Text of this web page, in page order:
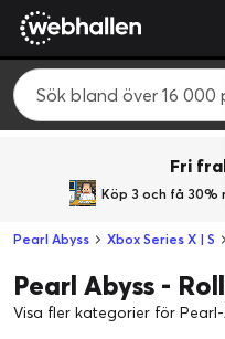
Fri
Köp 3 och få
Pearl Abyss Xbox Series X | S
Pearl Abyss -
Visa fler kategorier för Pearl-